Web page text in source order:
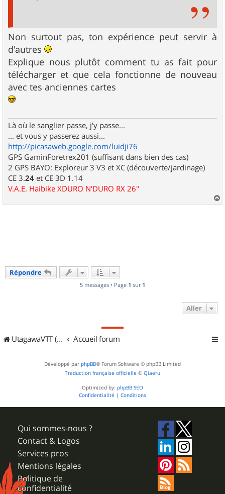
Non surtout pas, ton expérience peut servir à
d'autres
Explique nous plutôt comment tu as fait pour
télécharger et que cela fonctionne de nouveau
avec tes anciennes cartes
Là où le sanglier passe, j'y passe...
... et vous y passerez aussi...
http://picasaweb.google.com/luidji76
GPS GaminForetrex201 (suffisant dans bien des cas)
2 GPS BAYO: Exploreur 3 V3 et XC (découverte/jardinage)
CE 3.24 et CE 3D 1.14
V.A.E. Haibike XDURO N'DURO RX 26"
a
Répondre
5 messages • Page 1 sur 1
Aller
UtagawaVTT (Randos VTT et VTTAE avec traces GPS) Accueil forum
Développé par phpBB® Forum Software © phpBB Limited
Traduction française officielle © Qiaeru
Optimized by: phpBB SEO
Confidentialité | Conditions
Qui sommes-nous ?
Contact & Logos
Services pros
Mentions légales
Politique de
confidentialité